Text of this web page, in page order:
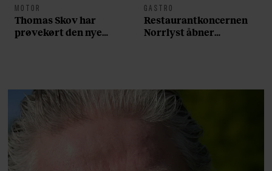
MOTOR
Thomas Skov har
prøvekørt den nye
GASTRO
Restaurantkoncernen
Norrlyst åbner